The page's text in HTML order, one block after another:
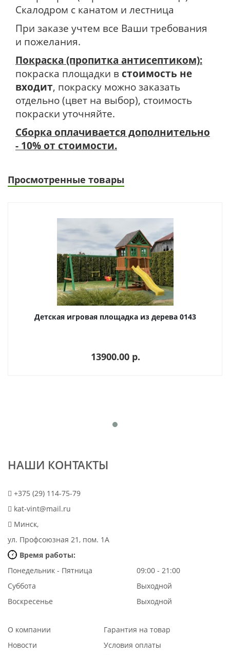
Скалодром с канатом и лестница
При заказе учтем все Ваши требования
и пожелания.
Покраска (пропитка антисептиком):
покраска площадки в стоимость не
входит, покраску можно заказать
отдельно (цвет на выбор), стоимость
покраски уточняйте.
Сборка оплачивается дополнительно
- 10% от стоимости.
Просмотренные товары
Детская игровая площадка из дерева 0143
13900.00 p.
НАШИ КОНТАКТЫ
+375 (29) 114-75-79
kat-vint@mail.ru
Минск,
ул. Профсоюзная 21, пом. 1А
Время работы:
Понедельник - Пятница
09:00 - 21:00
Суббота
Выходной
Воскресенье
Выходной
О компании
Новости
Гарантия на товар
Условия оплаты